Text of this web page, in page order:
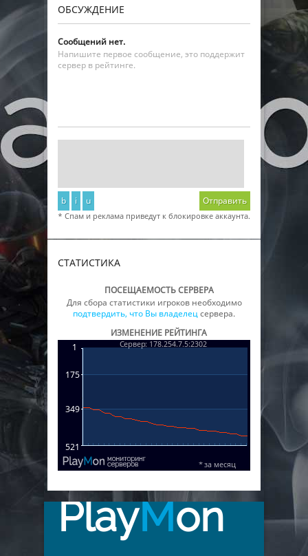
ОБСУЖДЕНИЕ
Сообщений нет.
Напишите первое сообщение, это поддержит
сервер в рейтинге.
b i u Отправить
* Спам и реклама приведут к блокировке аккаунта.
СТАТИСТИКА
ПОСЕЩАЕМОСТЬ СЕРВЕРА
Для сбора статистики игроков необходимо
подтвердить, что Вы владелецсервера.
ИЗМЕНЕНИЕ РЕЙТИНГА
PlayMon